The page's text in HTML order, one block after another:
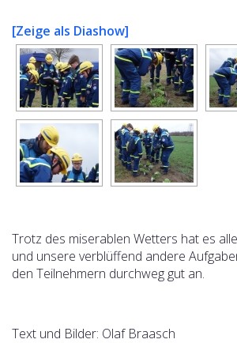
[Zeige als Diashow]
Trotz des miserablen Wetters hat es
und unsere verblüffend andere
den Teilnehmern durchweg gut an.
Text und Bilder: Olaf Braasch